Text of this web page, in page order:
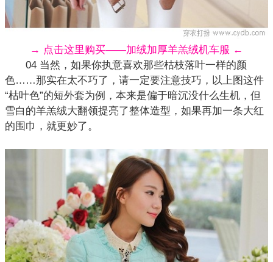
→ 点击这里购买——加绒加厚羊羔绒机车服 ←
04 当然，如果你执意喜欢那些枯枝落叶一样的颜
色……那实在太不巧了，请一定要注意技巧，以上图这件
“枯叶色”的短外套为例，本来是偏于暗沉没什么生机，但
雪白的羊羔绒大翻领提亮了整体造型，如果再加一条大红
的 围巾 ，就更妙了。